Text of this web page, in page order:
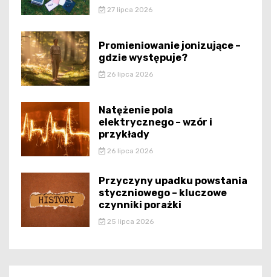
27 lipca 2026
Promieniowanie jonizujące –
gdzie występuje?
26 lipca 2026
Natężenie pola
elektrycznego – wzór i
przykłady
26 lipca 2026
Przyczyny upadku powstania
styczniowego – kluczowe
czynniki porażki
25 lipca 2026